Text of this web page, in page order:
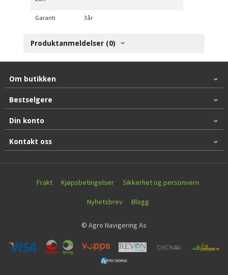
Garanti 3år
Produktanmeldelser (0)
Om butikken
Bestselgere
Din konto
Kontakt oss
Frakt Kjøpsbetingelser Sikkerhet og personvern
Nyhetsbrev Blogg
© Agro Navigering As